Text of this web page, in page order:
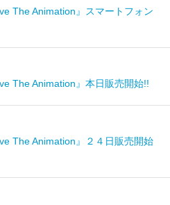
The Animation』スマートフォン
The Animation』本日販売開始!!
The Animation』２４日販売開始